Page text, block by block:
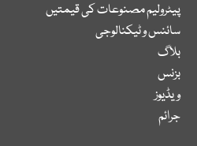
پیٹرولیم مصنوعات کی قیمتیں
سائنس و ٹیکنالوجی
بلاگ
بزنس
ویڈیوز
جرائم